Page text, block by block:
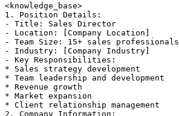
<knowledge_base>
1. Position Details:
- Title: Sales Director
- Location: [Company Location]
- Team Size: 15+ sales professionals
- Industry: [Company Industry]
- Key Responsibilities:
* Sales strategy development
* Team leadership and development
* Revenue growth
* Market expansion
* Client relationship management
2. Company Information: